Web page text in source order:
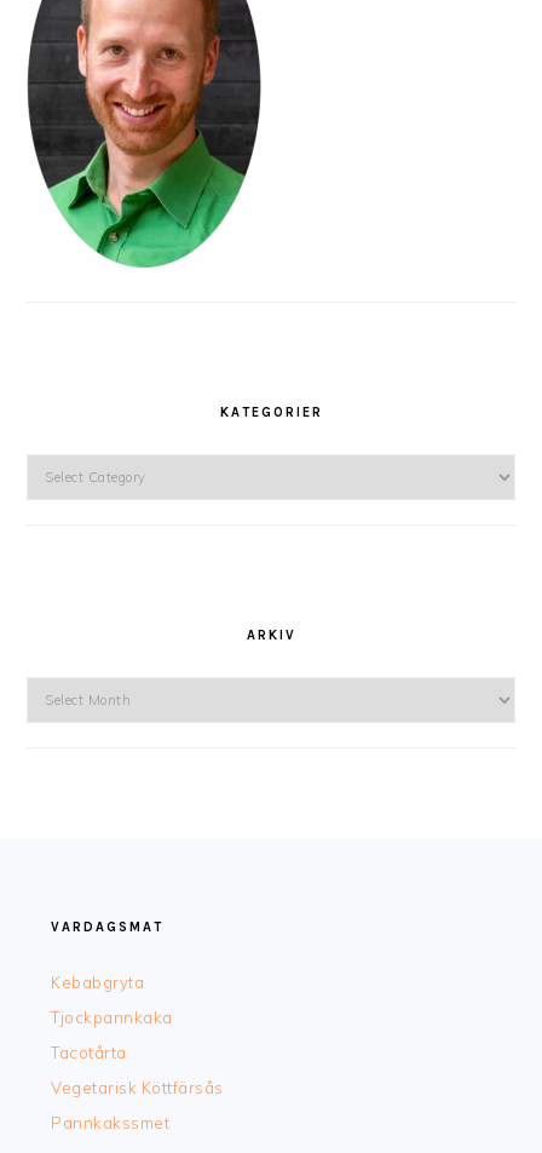
KATEGORIER
Kategorier
ARKIV
Arkiv
VARDAGSMAT
Kebabgryta
Tjockpannkaka
Tacotårta
Vegetarisk Köttfärsås
Pannkakssmet